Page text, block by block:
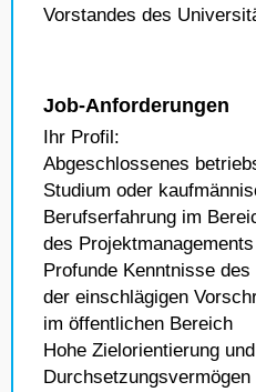
Vorstandes des
Job-Anforderungen
Ihr Profil:
Abgeschlossenes
Studium oder
Berufserfahrung im
des Projektmanagements
Profunde Kenntnisse
der einschlägigen
im öffentlichen Bereich
Hohe Zielorientierung